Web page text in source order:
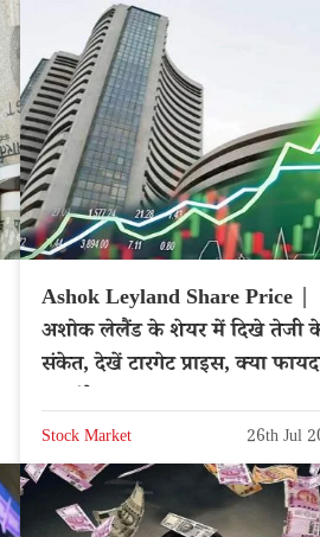
Ashok Leyland Share Price |
अशोक लेलैंड के शेयर में दिखे तेजी
संकेत, देखें टारगेट प्राइस, क्या
Stock Market 26th Jul